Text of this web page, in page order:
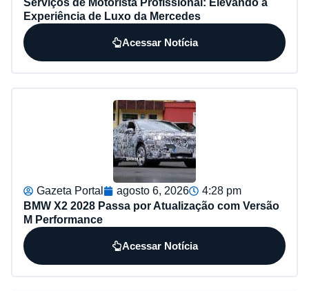
Experiência de Luxo da Mercedes
Acessar Notícia
Gazeta Portal agosto 6, 2026
4:28 pm
BMW X2 2028 Passa por Atualização com Versão
M Performance
Acessar Notícia